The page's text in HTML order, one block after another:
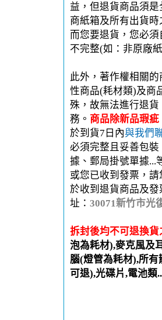
益，但退貨商品須
商紙箱及所有出貨
而您要退貨，您必
不完整(如：非原廠
此外，著作權相關
性商品(耗材類)及商
殊，故無法進行退
務。 商品除新品瑕
於到貨7日內與我們
必須完整且妥善包
據、郵局掛號單據...
或您已收到發票，
於收到退貨商品及
址： 30071新竹市光
拆封後均不可退換
泡為耗材),麥克風及
腦(燈管為耗材),所
可退),光碟片,電池類